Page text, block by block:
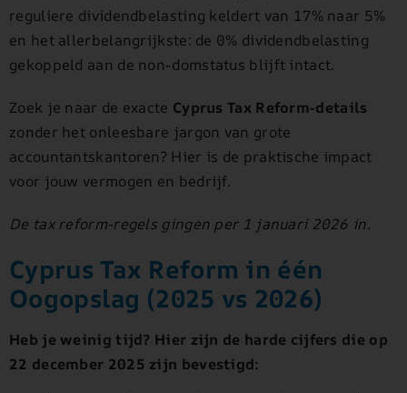
reguliere dividendbelasting keldert van 17% naar 5%
en het allerbelangrijkste: de 0% dividendbelasting
gekoppeld aan de non-domstatus blijft intact.
Zoek je naar de exacte Cyprus Tax Reform-details
zonder het onleesbare jargon van grote
accountantskantoren? Hier is de praktische impact
voor jouw vermogen en bedrijf.
De tax reform-regels gingen per 1 januari 2026 in.
Cyprus Tax Reform in één
Oogopslag (2025 vs 2026)
Heb je weinig tijd? Hier zijn de harde cijfers die op
22 december 2025 zijn bevestigd: